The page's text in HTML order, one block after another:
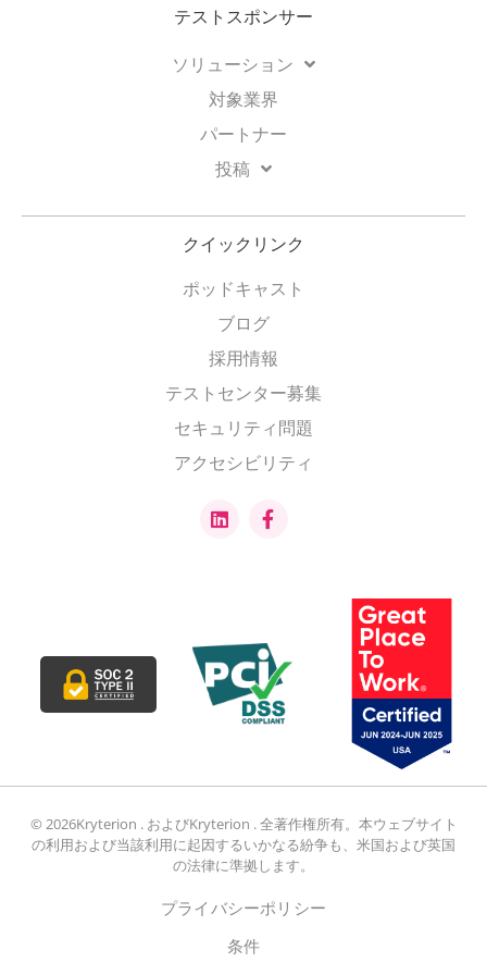
テストスポンサー
ソリューション
対象業界
パートナー
投稿
クイックリンク
ポッドキャスト
ブログ
採用情報
テストセンター募集
セキュリティ問題
アクセシビリティ
© 2026Kryterion . およびKryterion . 全著作権所有。本ウェブサイト
の利用および当該利用に起因するいかなる紛争も、米国および英国
の法律に準拠します。
プライバシーポリシー
条件